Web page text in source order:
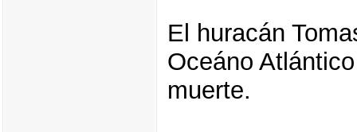
El huracán
Oceáno
muerte.